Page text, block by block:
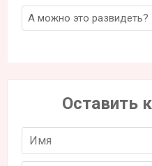
А можно это развидеть?
Оставить